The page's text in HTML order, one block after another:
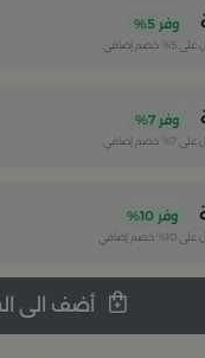
وفر 5%
على 5% خصم إضافي
وفر 7%
على 7% خصم إضافي
وفر 10%
على 10% خصم إضافي
أضف الى السلة